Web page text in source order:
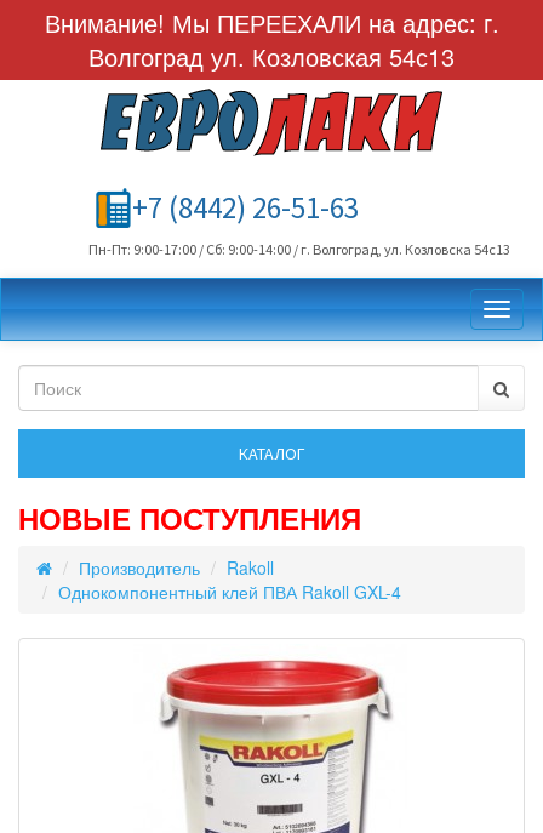
Внимание! Мы ПЕРЕЕХАЛИ на адрес: г.
Волгоград ул. Козловская 54с13
+7 (8442) 26-51-63
Пн-Пт: 9:00-17:00 / Сб: 9:00-14:00 / г. Волгоград, ул. Козловска 54с13
НОВЫЕ ПОСТУПЛЕНИЯ
Производитель
Rakoll
Однокомпонентный клей ПВА Rakoll GXL-4